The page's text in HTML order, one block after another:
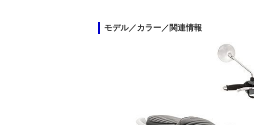
モデル／カラー／関連情報